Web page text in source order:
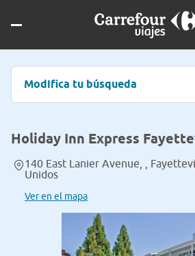
Modifica tu búsqueda
Holiday Inn Express
140 East Lanier Avenue, ,
Unidos
Ver en el mapa